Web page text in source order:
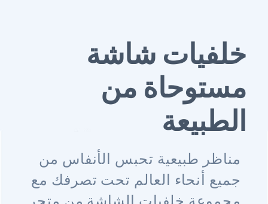
خلفيات شاشة
مستوحاة من
الطبيعة
مناظر طبيعية تحبس الأنفاس من
جميع أنحاء العالم تحت تصرفك مع